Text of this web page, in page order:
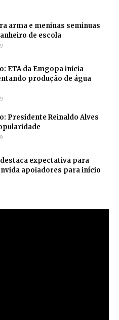
arma e meninas seminuas
de escola
ETA da Emgopa inicia
produção de água
Presidente Reinaldo Alves
expectativa para
apoiadores para início